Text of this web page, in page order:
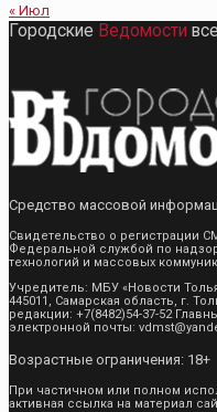
« Июл
Городские Ведомости
Средство массовой
Свидетельство о регистрации
Федеральной службой по
технологий и массовых
Учредитель: МБУ «Новости
445011, Самарская область, г.
редакции: +7(8482)54-37-52
электронной почты:
Возрастные ограничения: 18+
При частичном или полном
активная ссылка на материал